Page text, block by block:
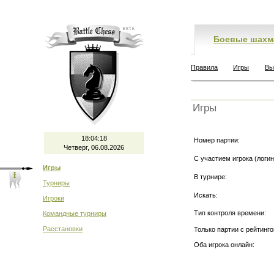
18:04:18
Четверг, 06.08.2026
Игры
Турниры
Игроки
Командные турниры
Расстановки
Боевые
Правила Игры
Игры
Номер партии:
С участием игрока
В турнире:
Искать:
Тип контроля времени:
Только партии с
Оба игрока онлайн: